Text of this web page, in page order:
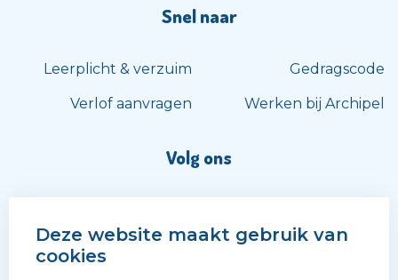
Snel naar
Leerplicht & verzuim
Verlof aanvragen
Gedragscode
Werken bij Archipel
Volg ons
Deze website maakt gebruik van
cookies